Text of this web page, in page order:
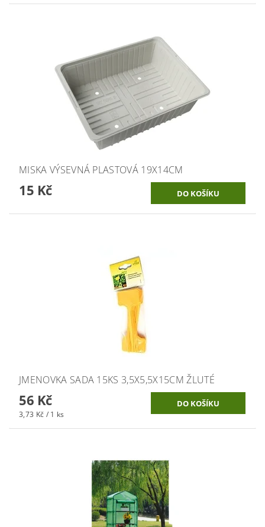
MISKA VÝSEVNÁ PLASTOVÁ 19X14CM
15 Kč
JMENOVKA SADA 15KS 3,5X5,5X15CM ŽLUTÉ
56 Kč
3,73 Kč / 1 ks